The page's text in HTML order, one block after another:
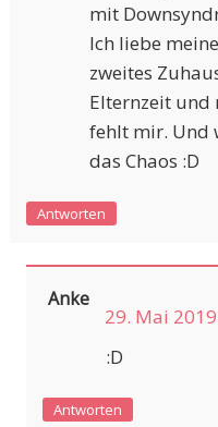
mit
Ich liebe
zweites
Elternzeit
fehlt mir. Und
das Chaos :D
Antworten
Anke
29. Mai
:D
Antworten